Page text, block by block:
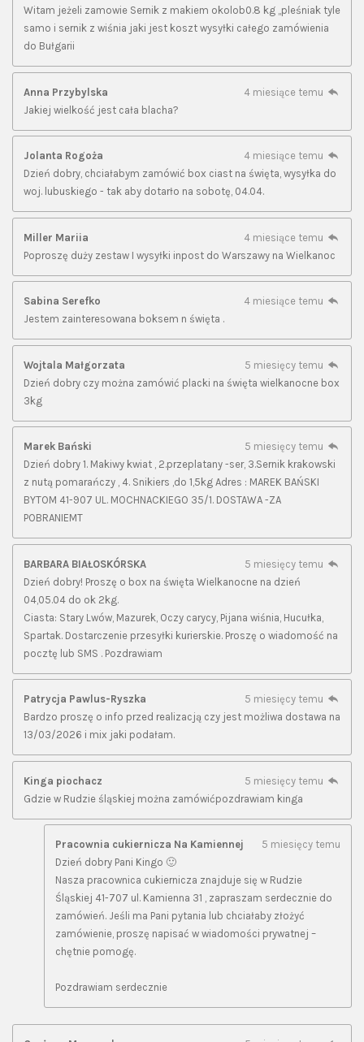
Witam jeżeli zamowie Sernik z makiem okolob0.8 kg ,,pleśniak tyle
samo i sernik z wiśnia jaki jest koszt wysyłki całego zamówienia
do Bułgarii
Anna Przybylska
4 miesiące temu
Jakiej wielkość jest cała blacha?
Jolanta Rogoża
4 miesiące temu
Dzień dobry, chciałabym zamówić box ciast na święta, wysyłka do
woj. lubuskiego - tak aby dotarło na sobotę, 04.04.
Miller Mariia
4 miesiące temu
Poproszę duży zestaw I wysyłki inpost do Warszawy na Wielkanoc
Sabina Serefko
4 miesiące temu
Jestem zainteresowana boksem n święta .
Wojtala Małgorzata
5 miesięcy temu
Dzień dobry czy można zamówić placki na święta wielkanocne box
3kg
Marek Bański
5 miesięcy temu
Dzień dobry 1. Makiwy kwiat , 2.przeplatany -ser, 3.Sernik krakowski
z nutą pomarańczy , 4. Snikiers ,do 1,5kg Adres : MAREK BAŃSKI
BYTOM 41-907 UL. MOCHNACKIEGO 35/1. DOSTAWA -ZA
POBRANIEMT
BARBARA BIAŁOSKÓRSKA
5 miesięcy temu
Dzień dobry! Proszę o box na święta Wielkanocne na dzień
04,05.04 do ok 2kg.
Ciasta: Stary Lwów, Mazurek, Oczy carycy, Pijana wiśnia, Hucułka,
Spartak. Dostarczenie przesyłki kurierskie. Proszę o wiadomość na
pocztę lub SMS . Pozdrawiam
Patrycja Pawlus-Ryszka
5 miesięcy temu
Bardzo proszę o info przed realizacją czy jest możliwa dostawa na
13/03/2026 i mix jaki podałam.
Kinga piochacz
5 miesięcy temu
Gdzie w Rudzie śląskiej można zamówićpozdrawiam kinga
Pracownia cukiernicza Na Kamiennej
5 miesięcy temu
Dzień dobry Pani Kingo 🙂
Nasza pracownica cukiernicza znajduje się w Rudzie
Śląskiej 41-707 ul. Kamienna 31 , zapraszam serdecznie do
zamówień. Jeśli ma Pani pytania lub chciałaby złożyć
zamówienie, proszę napisać w wiadomości prywatnej –
chętnie pomogę.
Pozdrawiam serdecznie